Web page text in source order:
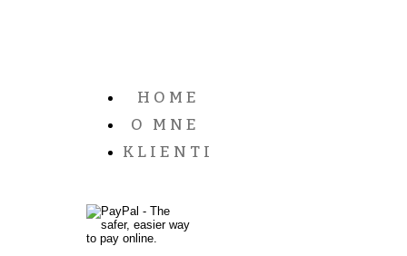
HOME
O MNE
KLIENTI